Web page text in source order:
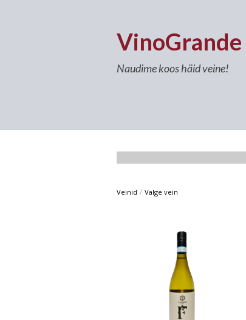
VinoGrande
Naudime koos häid veine!
Veinid / Valge vein